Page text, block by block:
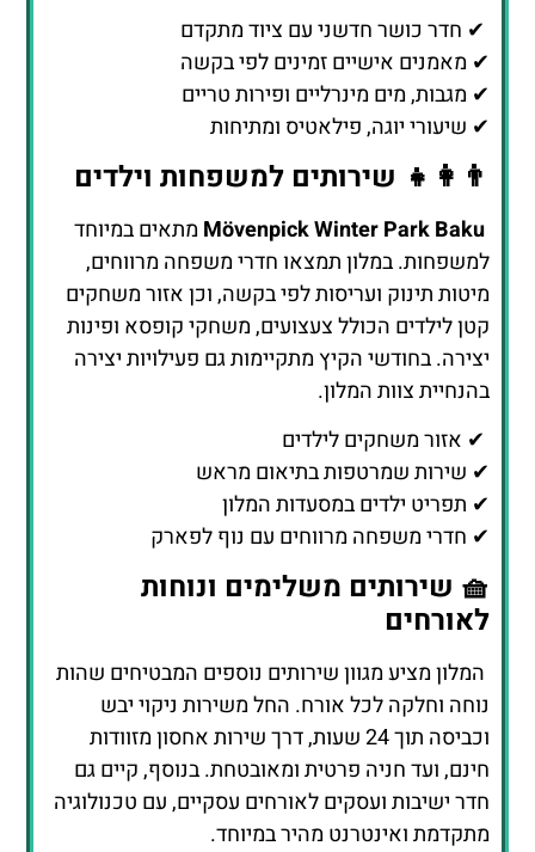
✔ חדר כושר חדשני עם ציוד מתקדם
✔ מאמנים אישיים זמינים לפי בקשה
✔ מגבות, מים מינרליים ופירות טריים
✔ שיעורי יוגה, פילאטיס ומתיחות
👨‍👩‍👧 שירותים למשפחות וילדים
Mövenpick Winter Park Baku מתאים במיוחד
למשפחות. במלון תמצאו חדרי משפחה מרווחים,
מיטות תינוק ועריסות לפי בקשה, וכן אזור משחקים
קטן לילדים הכולל צעצועים, משחקי קופסא ופינות
יצירה. בחודשי הקיץ מתקיימות גם פעילויות יצירה
בהנחיית צוות המלון.
✔ אזור משחקים לילדים
✔ שירות שמרטפות בתיאום מראש
✔ תפריט ילדים במסעדות המלון
✔ חדרי משפחה מרווחים עם נוף לפארק
🧺 שירותים משלימים ונוחות
לאורחים
המלון מציע מגוון שירותים נוספים המבטיחים שהות
נוחה וחלקה לכל אורח. החל משירות ניקוי יבש
וכביסה תוך 24 שעות, דרך שירות אחסון מזוודות
חינם, ועד חניה פרטית ומאובטחת. בנוסף, קיים גם
חדר ישיבות ועסקים לאורחים עסקיים, עם טכנולוגיה
מתקדמת ואינטרנט מהיר במיוחד.